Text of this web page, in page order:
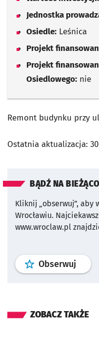
Jednostka
Osiedle: Leśnica
Projekt
Projekt
Osiedlowego: nie
Remont budynku przy
Ostatnia aktualizacja:
BĄDŹ NA
Kliknij „obserwuj”, aby
Wrocławiu.
www.wroclaw.pl
Obserwuj profil
ZOBACZ TAKŻE